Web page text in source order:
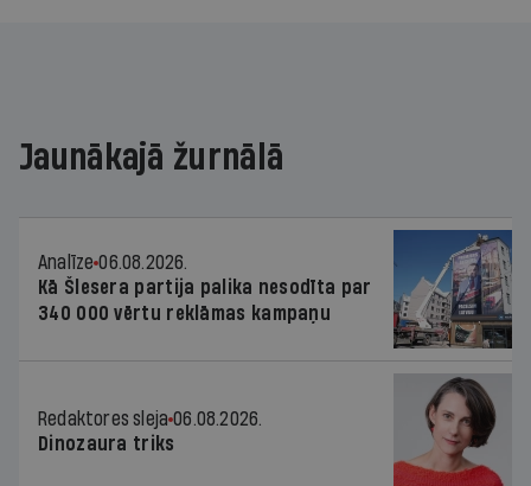
Jaunākajā žurnālā
Analīze 06.08.2026.
Kā Šlesera partija palika nesodīta par
340 000 vērtu reklāmas kampaņu
Redaktores sleja 06.08.2026.
Dinozaura triks